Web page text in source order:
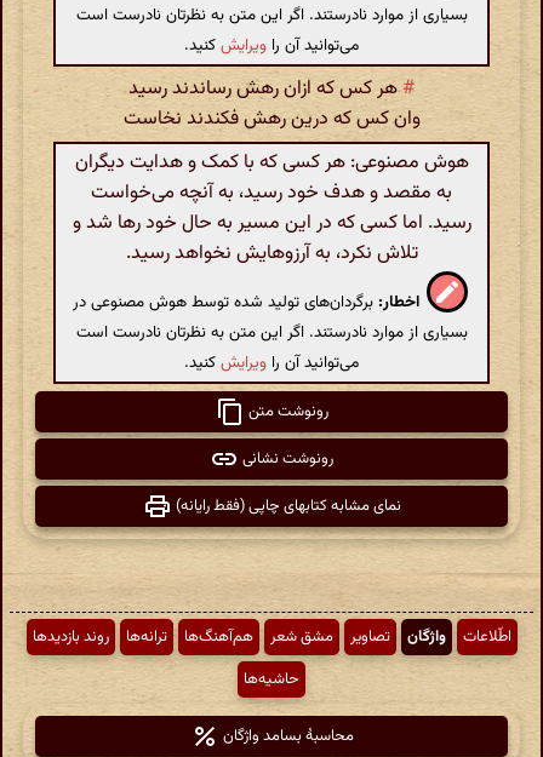
بسیاری از موارد نادرستند. اگر این متن به نظرتان نادرست است
می‌توانید آن را ویرایشکنید.
#هر کس که ازان رهش رساندند رسید
وان کس که درین رهش فکندند نخاست
هوش مصنوعی: هر کسی که با کمک و هدایت دیگران
به مقصد و هدف خود رسید، به آنچه می‌خواست
رسید. اما کسی که در این مسیر به حال خود رها شد و
تلاش نکرد، به آرزوهایش نخواهد رسید.
اخطار: برگردان‌های تولید شده توسط هوش مصنوعی در
بسیاری از موارد نادرستند. اگر این متن به نظرتان نادرست است
می‌توانید آن را ویرایشکنید.
رونوشت متن
رونوشت نشانی
نمای مشابه کتابهای چاپی (فقط رایانه)
اطّلاعات واژگان تصاویر مشق شعر هم‌آهنگ‌ها ترانه‌ها
روند بازدیدها
حاشیه‌ها
محاسبهٔ بسامد واژگان